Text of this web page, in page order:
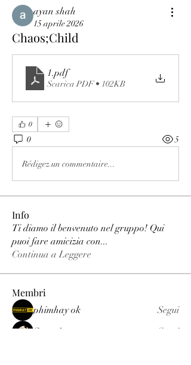
ayan shah
15 aprile 2026
Chaos;Child
1.pdf
Scarica PDF • 102KB
0
0 5
Rédigez un commentaire...
Info
Ti diamo il benvenuto nel gruppo! Qui
puoi fare amicizia con...
Continua a Leggere
Membri
phimhay ok
Segui
Sun win
Segui